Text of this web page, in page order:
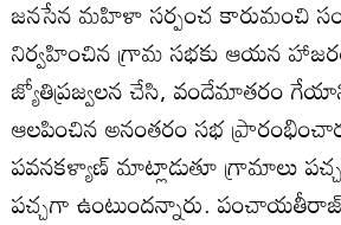
జనసేన మహిళా సర్పంచ కారుమంచి
నిర్వహించిన గ్రామ సభకు ఆయన
జ్యోతిప్రజ్వలన చేసి, వందేమాతరం
ఆలపించిన అనంతరం సభ
పవనకళ్యాణ్‌ మాట్లాడుతూ గ్రామాలు
పచ్చగా ఉంటుందన్నారు. పంచాయతీరాజ్‌